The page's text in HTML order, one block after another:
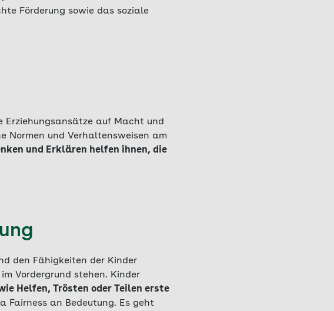
Förderung sowie das soziale
Erziehungsansätze auf Macht und
Normen und Verhaltensweisen am
und Erklären helfen ihnen, die
den Fähigkeiten der Kinder
Vordergrund stehen. Kinder
Helfen, Trösten oder Teilen erste
Fairness an Bedeutung. Es geht